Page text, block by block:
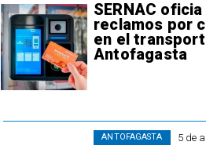
SERNAC
reclamos por
en el
Antofagasta
5 de
ANTOFAGASTA